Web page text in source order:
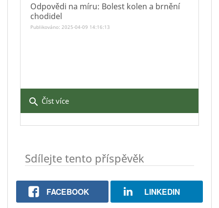
Odpovědi na míru: Bolest kolen a brnění
chodidel
Publikováno: 2025-04-09 14:16:13
search Číst více
Sdílejte tento příspěvěk
FACEBOOK LINKEDIN